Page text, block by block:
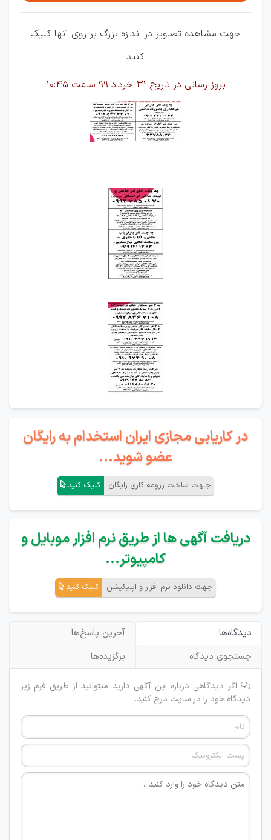
جهت مشاهده تصاویر در اندازه بزرگ بر روی آنها کلیک
کنید
بروز رسانی در تاریخ 31 خرداد 99 ساعت 10:45
______
______
______
در کاریابی مجازی ایران استخدام به رایگان
عضو شوید...
جـهت ساخت رزومه کاری رایگان کلیک کنید
دریافت آگهی ها از طریق نرم افزار موبایل و
کامپیوتر...
جهت دانلود نرم افزار و اپلیکیشن کلیک کنید
دیدگاه‌ها
آخرین پاسخ‌ها
جستجوی دیدگاه
برگزیده‌ها
اگر دیدگاهی درباره این آگهی دارید میتوانید از طریق فرم زیر
دیدگاه خود را در سایت درج کنید.